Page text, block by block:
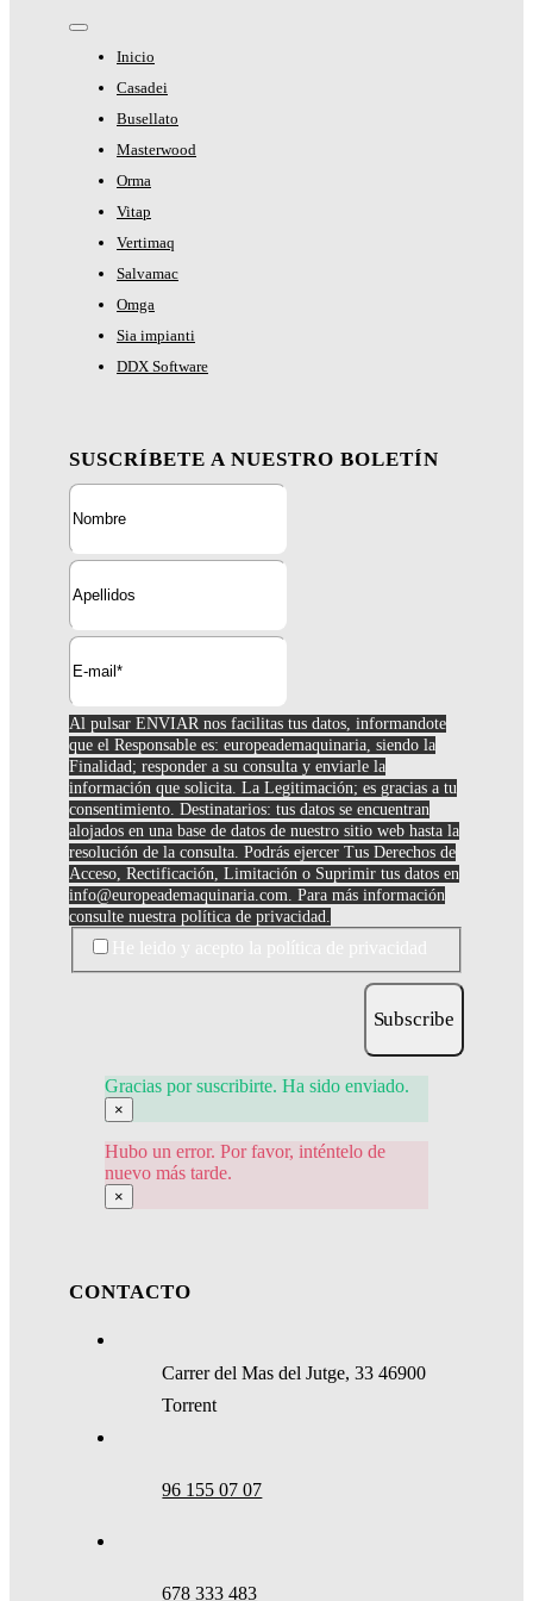
Toggle
Navigation
Inicio
Casadei
Busellato
Masterwood
Orma
Vitap
Vertimaq
Salvamac
Omga
Sia impianti
DDX Software
SUSCRÍBETE A NUESTRO BOLETÍN
Al pulsar ENVIAR nos facilitas tus datos, informandote
que el Responsable es: europeademaquinaria, siendo la
Finalidad; responder a su consulta y enviarle la
información que solicita. La Legitimación; es gracias a tu
consentimiento. Destinatarios: tus datos se encuentran
alojados en una base de datos de nuestro sitio web hasta la
resolución de la consulta. Podrás ejercer Tus Derechos de
Acceso, Rectificación, Limitación o Suprimir tus datos en
info@europeademaquinaria.com . Para más información
consulte nuestra política de privacidad.
Subscribe
Gracias por suscribirte. Ha sido enviado.
×
Hubo un error. Por favor, inténtelo de
nuevo más tarde.
×
CONTACTO
Carrer del Mas del Jutge, 33 46900
Torrent
96 155 07 07
678 333 483